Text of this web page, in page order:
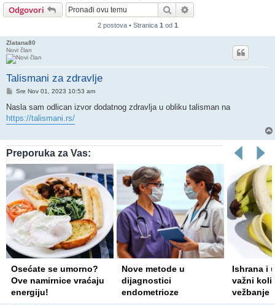
Odgovori Pretraga
2 postova • Stranica 1 od 1
Zlatana80
Novi član
Talismani za zdravlje
Post
Sre Nov 01, 2023 10:53 am
Nasla sam odlican izvor dodatnog zdravlja u obliku talisman na
https://talismani.rs/
Preporuka za Vas:
Osećate se umorno?
Ove namirnice vraćaju
energiju!
Nove metode u
dijagnostici
endometrioze
Ishrana i
važni
vežbanje